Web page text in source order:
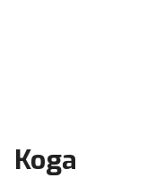
Koga